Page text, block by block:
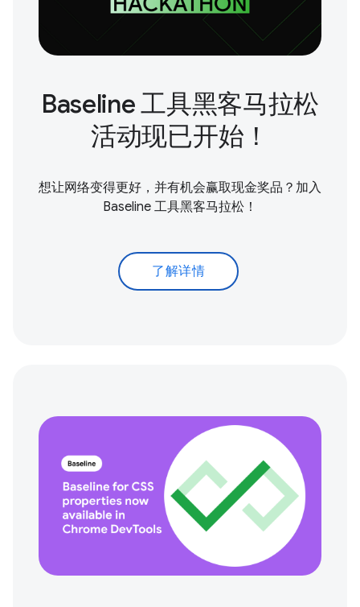
Baseline 工具黑客马拉松
活动现已开始！
想让网络变得更好，并有机会赢取现金奖品？加入
Baseline 工具黑客马拉松！
了解详情